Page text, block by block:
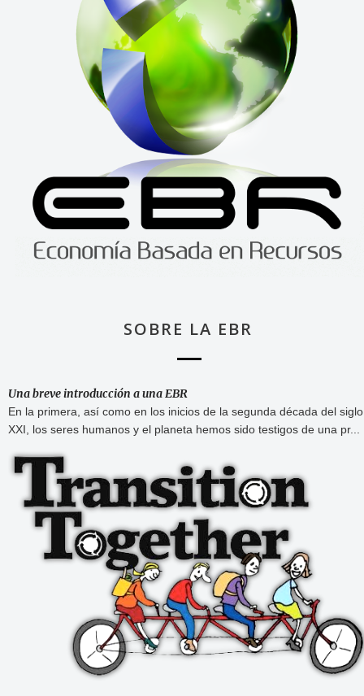
SOBRE LA EBR
Una breve introducción a una EBR
En la primera, así como en los inicios de la segunda década del siglo
XXI, los seres humanos y el planeta hemos sido testigos de una pr...